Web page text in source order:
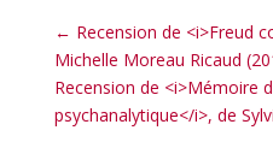
← Recension de <i>Freud
Michelle Moreau Ricaud
Recension de <i>Mémoire
psychanalytique</i>, de